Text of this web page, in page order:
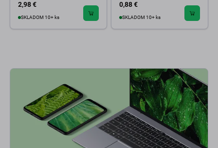
2,98 €
SKLADOM 10+ ks
0,88 €
SKLADOM 10+ ks